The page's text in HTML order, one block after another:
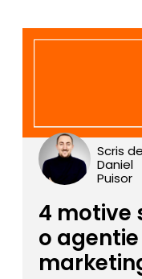
Scris de
Daniel
Puisor
4 motive
o